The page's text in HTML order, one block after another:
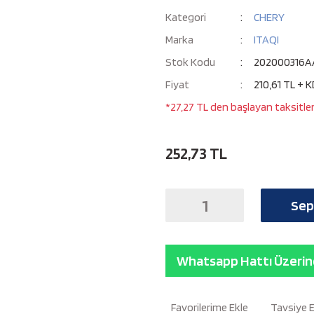
Kategori
CHERY
Marka
ITAQI
Stok Kodu
Fiyat
210,61 TL +
*27,27 TL den başlayan
252,73 TL
Whatsapp Hattı
Tavsiye